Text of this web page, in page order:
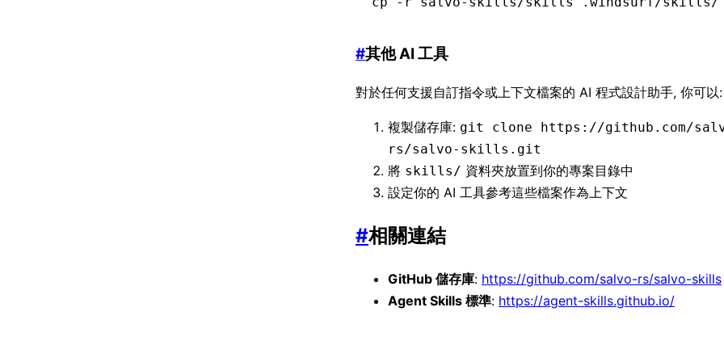
#其他 AI 工具
對於任何支援自訂指令或上下文檔案的 AI 程式設計助手, 你可以:
複製儲存庫: git clone https://github.com/
rs/salvo-skills.git
將 skills/ 資料夾放置到你的專案目錄中
設定你的 AI 工具參考這些檔案作為上下文
#相關連結
GitHub 儲存庫: https://github.com/salvo-rs/salvo-skills
Agent Skills 標準: https://agent-skills.github.io/